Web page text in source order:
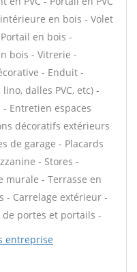
en bois - Volet
en bois -
bois - Vitrerie -
- Enduit -
dalles PVC, etc) -
- Entretien espaces
décoratifs extérieurs
de garage - Placards
- Stores -
murale - Terrasse en
- Carrelage extérieur -
portes et portails -
entreprise